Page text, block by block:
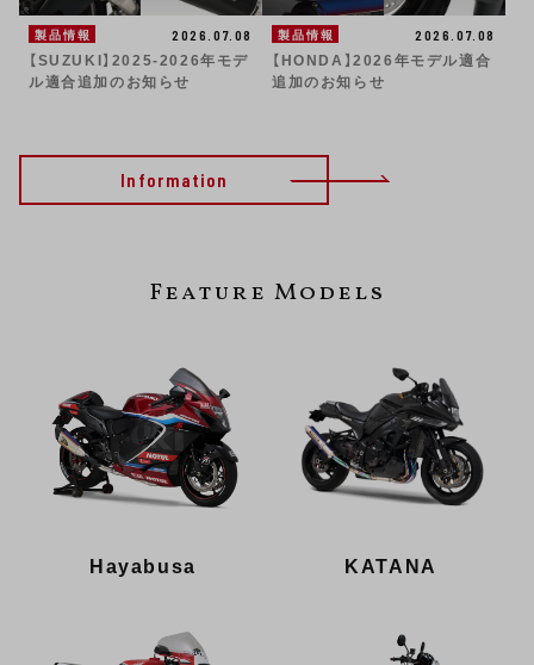
製品情報
2026.07.08
【SUZUKI】2025-2026年モデ
ル適合追加のお知らせ
製品情報
2026.07.08
【HONDA】2026年モデル適合
追加のお知らせ
Information
Feature Models
Hayabusa KATANA